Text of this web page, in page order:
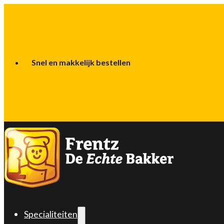
Snel en makkelijk bestellen
Specialiteiten